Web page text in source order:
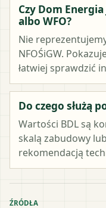
Czy Dom
albo WFO?
Nie
NFOŚiGW.
łatwiej sprawdzić
Do czego służą
Wartości BDL są
skalą zabudowy
rekomendacją
ŹRÓDŁA